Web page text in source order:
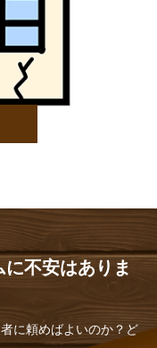
不安はありま
に頼めばよいのか？ど